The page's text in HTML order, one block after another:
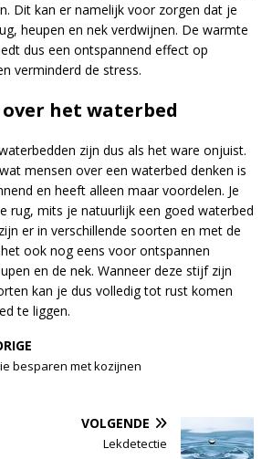
Dit kan er namelijk voor zorgen dat je
heupen en nek verdwijnen. De warmte
dus een ontspannend effect op
verminderd de stress.
over het waterbed
zijn dus als het ware onjuist.
mensen over een waterbed denken is
en heeft alleen maar voordelen. Je
rug, mits je natuurlijk een goed waterbed
er in verschillende soorten en met de
ook nog eens voor ontspannen
en de nek. Wanneer deze stijf zijn
kan je dus volledig tot rust komen
te liggen.
besparen met kozijnen
VOLGENDE
Lekdetectie